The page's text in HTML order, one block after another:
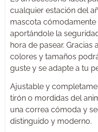
cualquier estación del
mascota
aportándole la
hora de pasear. Gracias
colores y tamaños
guste y se adapte a tu
Ajustable y
tirón o mordidas del
una correa cómoda y
distinguido y moderno.